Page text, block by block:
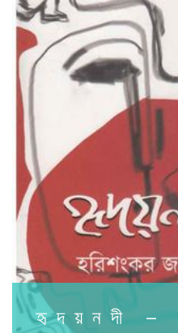
হৃদয়নদী –